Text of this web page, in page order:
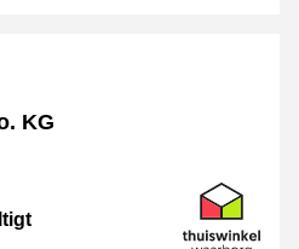
KG
Certifikat
Thuiswinkel